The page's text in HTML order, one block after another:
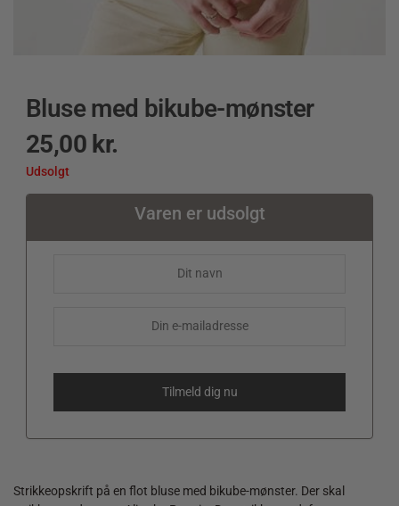
Bluse med bikube-mønster
25,00 kr.
Udsolgt
Varen er udsolgt
Strikkeopskrift på en flot bluse med bikube-mønster. Der skal